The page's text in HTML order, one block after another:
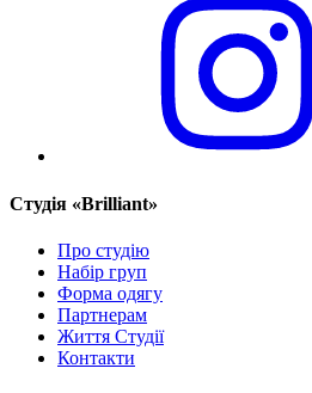
Cтудія «Brilliant»
Про студію
Набір груп
Форма одягу
Партнерам
Життя Студії
Контакти